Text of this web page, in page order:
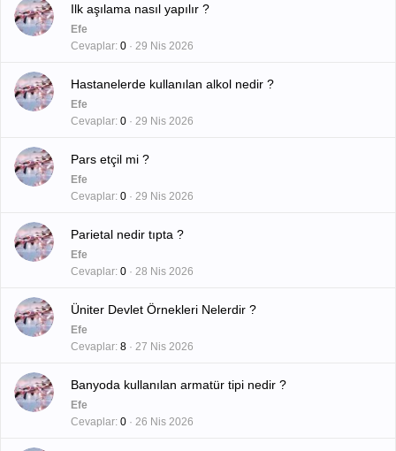
Ilk aşılama nasıl yapılır ?
Efe
Cevaplar 0 29 Nis 2026
Hastanelerde kullanılan alkol nedir ?
Efe
Cevaplar 0 29 Nis 2026
Pars etçil mi ?
Efe
Cevaplar 0 29 Nis 2026
Parietal nedir tıpta ?
Efe
Cevaplar 0 28 Nis 2026
Üniter Devlet Örnekleri Nelerdir ?
Efe
Cevaplar 8 27 Nis 2026
Banyoda kullanılan armatür tipi nedir ?
Efe
Cevaplar 0 26 Nis 2026